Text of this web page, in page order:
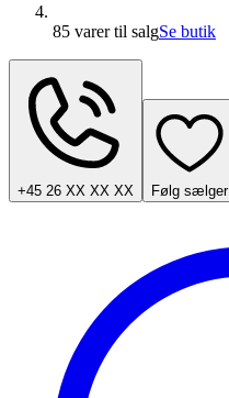
85 varertil salgSe butik
+45 26 XX XX XX Følg sælger